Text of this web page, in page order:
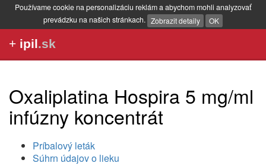
Používame cookie na personalizáciu reklám a abychom mohli analyzovať
prevádzku na našich stránkach. Zobrazit detaily OK
+ ipil.sk
Oxaliplatina Hospira 5 mg/ml
infúzny koncentrát
Príbalový leták
Súhrn údajov o lieku